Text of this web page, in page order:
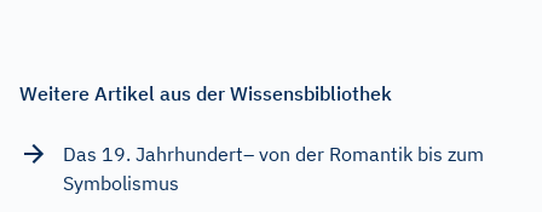
Weitere Artikel aus der Wissensbibliothek
Das 19. Jahrhundert– von der Romantik bis zum
Symbolismus